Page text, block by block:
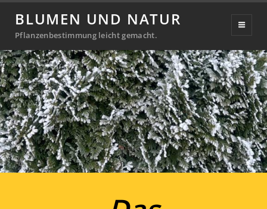
BLUMEN UND NATUR
Pflanzenbestimmung leicht gemacht.
Tag 20